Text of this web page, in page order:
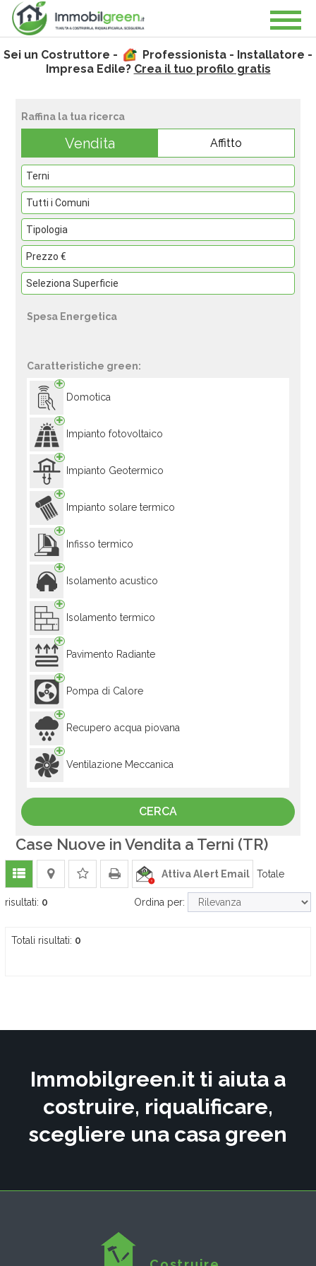
Sei un Costruttore -
Professionista - Installatore -
Impresa Edile? Crea il tuo profilo gratis
Raffina la tua ricerca
Vendita Affitto
Spesa Energetica
Caratteristiche green:
Domotica
Impianto fotovoltaico
Impianto Geotermico
Impianto solare termico
Infisso termico
Isolamento acustico
Isolamento termico
Pavimento Radiante
Pompa di Calore
Recupero acqua piovana
Ventilazione Meccanica
Case Nuove in Vendita a Terni (TR)
Attiva Alert Email Totale
risultati: 0 Ordina per:
Totali risultati: 0
Immobilgreen.it ti aiuta a
costruire, riqualificare,
scegliere una casa green